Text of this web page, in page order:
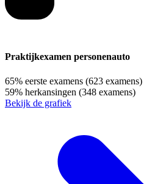
Praktijkexamen personenauto
65% eerste examens (623 examens)
59% herkansingen (348 examens)
Bekijk de grafiek